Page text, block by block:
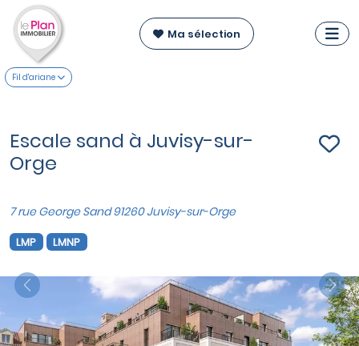
Ma sélection
Fil d'ariane
Escale sand à Juvisy-sur-
Orge
7 rue George Sand 91260 Juvisy-sur-Orge
LMP LMNP
Previous
Next
VOIR SUR LA CARTE